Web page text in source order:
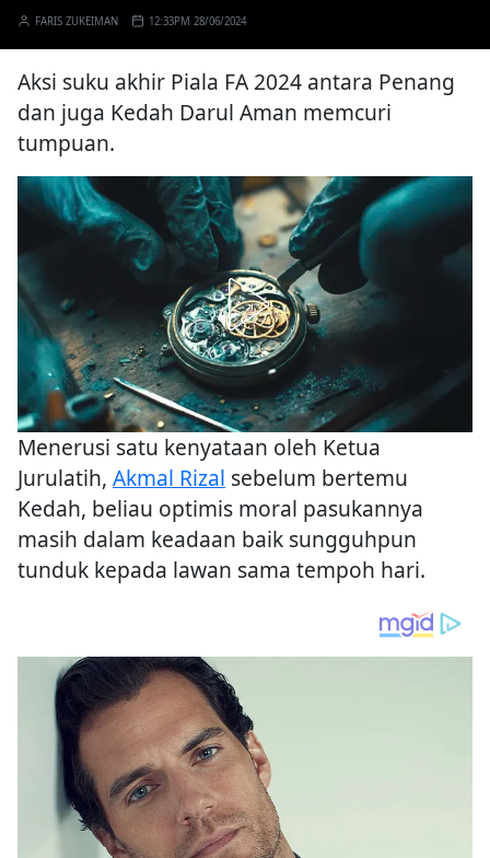
FARIS ZUKEIMAN 12:33PM 28/06/2024
Aksi suku akhir Piala FA 2024 antara Penang
dan juga Kedah Darul Aman memcuri
tumpuan.
Menerusi satu kenyataan oleh Ketua
Jurulatih, Akmal Rizal sebelum bertemu
Kedah, beliau optimis moral pasukannya
masih dalam keadaan baik sungguhpun
tunduk kepada lawan sama tempoh hari.